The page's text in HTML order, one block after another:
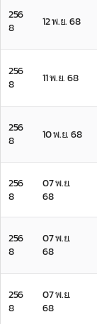
256
8
12 พ.ย. 68
256
8
11 พ.ย. 68
256
8
10 พ.ย. 68
256
8
07 พ.ย.
68
256
8
07 พ.ย.
68
256
8
07 พ.ย.
68